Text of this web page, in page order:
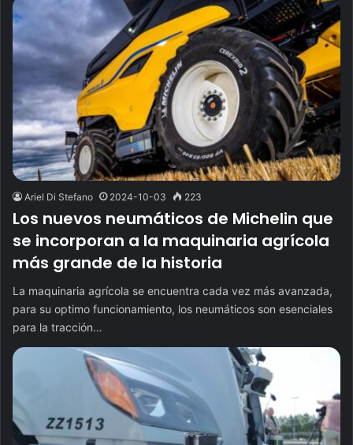
Ariel Di Stefano 2024-10-03 223
Los nuevos neumáticos de Michelin que
se incorporan a la maquinaria agrícola
más grande de la historia
La maquinaria agrícola se encuentra cada vez más avanzada,
para su optimo funcionamiento, los neumáticos son esenciales
para la tracción…